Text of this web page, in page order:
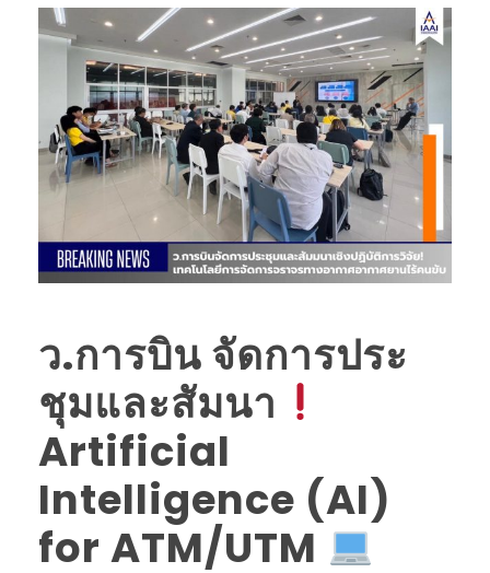
ว.การบิน จัดการประ
ชุมและสัมนา
Artificial
Intelligence (AI)
for ATM/UTM